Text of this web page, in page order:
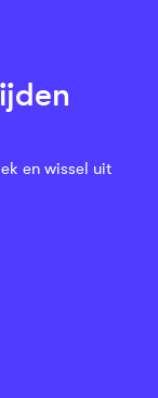
en wissel uit